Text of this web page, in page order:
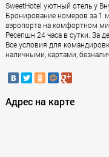
SweetHotel уютный отель у
Бронирование номеров за 1
аэропорта на комфортном
Ресепшн 24 часа в сутки. За
Все условия для
наличными, картами,
Адрес на карте